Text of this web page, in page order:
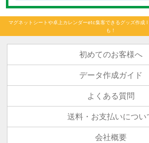
マグネットシートや卓上カレンダーetc集客できるグッズ作成
も！
初めてのお客様へ
データ作成ガイド
よくある質問
送料・お支払いについ
会社概要